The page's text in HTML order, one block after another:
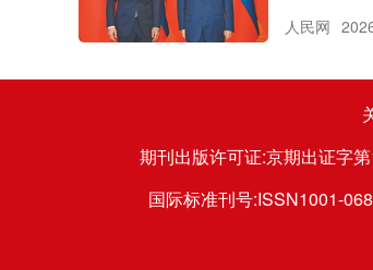
人民网
期刊出版许可证:京期出证字
国际标准刊号:ISSN1001-